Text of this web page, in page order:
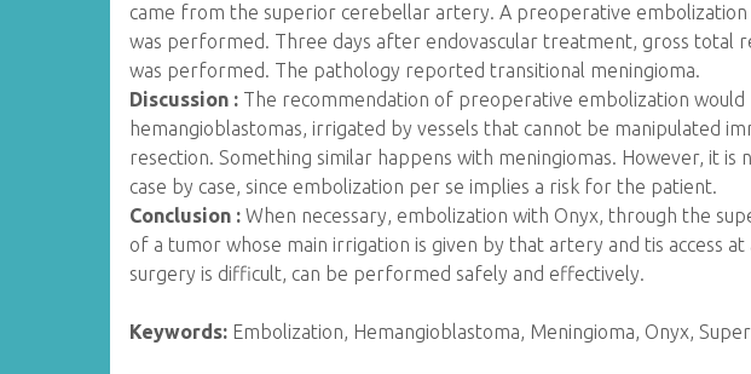
came from the superior cerebellar artery. A preoperative
was performed. Three days after endovascular treatment, gross total
was performed. The pathology reported transitional meningioma.
Discussion : The recommendation of preoperative embolization would
hemangioblastomas, irrigated by vessels that cannot be manipulated
resection. Something similar happens with meningiomas. However, it is
case by case, since embolization per se implies a risk for the patient.
Conclusion : When necessary, embolization with Onyx, through the
of a tumor whose main irrigation is given by that artery and tis access
surgery is difficult, can be performed safely and effectively.
Keywords: Embolization, Hemangioblastoma, Meningioma, Onyx,